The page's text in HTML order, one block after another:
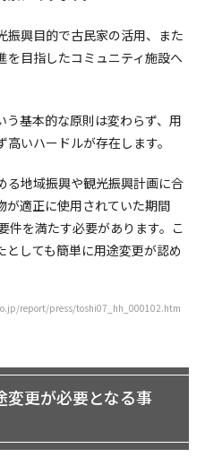
振興目的で古民家の活用、また
を目指したコミュニティ施設へ
う基本的な原則は変わらず、用
いハードルが存在します。
る地域振興や観光振興計画に合
が適正に使用されていた期間
件を満たす必要があります。こ
しても簡単に用途変更が認め
report/press/toshi07_hh_000102.htm
変更が必要となる事